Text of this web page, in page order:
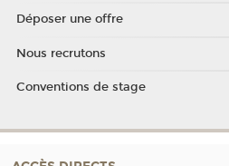
Déposer une offre
Nous recrutons
Conventions de stage